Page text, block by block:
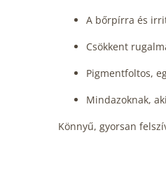
A bőrpírra és
Csökkent
Pigmentfoltos,
Mindazoknak,
Könnyű, gyorsan